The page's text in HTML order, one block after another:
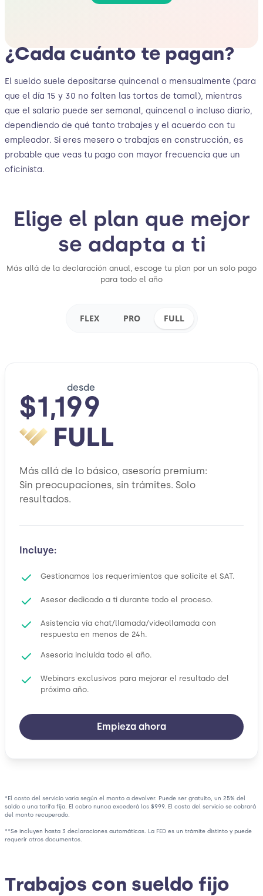
¿Cada cuánto te pagan?
El sueldo suele depositarse quincenal o mensualmente (para
que el día 15 y 30 no falten las tortas de tamal), mientras
que el salario puede ser semanal, quincenal o incluso diario,
dependiendo de qué tanto trabajes y el acuerdo con tu
empleador. Si eres mesero o trabajas en construcción, es
probable que veas tu pago con mayor frecuencia que un
oficinista.
Elige el plan que mejor
se adapta a ti
Más allá de la declaración anual, escoge tu plan por un solo pago
para todo el año
FLEX PRO FULL
Más allá de lo básico, asesoría premium:
Sin preocupaciones, sin trámites. Solo
resultados.
desde
$1,199
Incluye:
Gestionamos los requerimientos que solicite el SAT.
Asesor dedicado a ti durante todo el proceso.
Asistencia vía chat/llamada/videollamada con
respuesta en menos de 24h.
Asesoría incluida todo el año.
Webinars exclusivos para mejorar el resultado del
próximo año.
Empieza ahora
*El costo del servicio varía según el monto a devolver. Puede ser gratuito, un 25% del
saldo o una tarifa fija. El cobro nunca excederá los $999. El costo del servicio se cobrará
del monto recuperado.
**Se incluyen hasta 3 declaraciones automáticas. La FED es un trámite distinto y puede
requerir otros documentos.
Trabajos con sueldo fijo